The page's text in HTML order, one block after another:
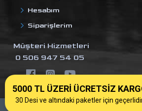
Hesabım
Siparişlerim
Müşteri Hizmetleri
0 506 947 54 05
5000 TL ÜZERİ ÜCRETSİZ
30 Desi ve altındaki paketler için